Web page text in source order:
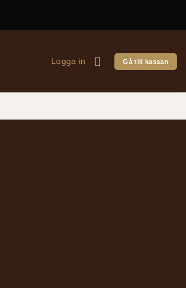
Logga in Gå till kassan